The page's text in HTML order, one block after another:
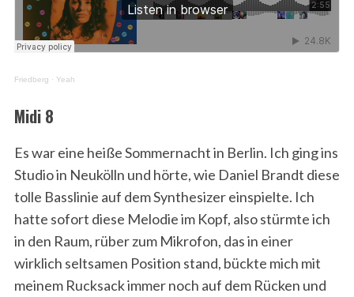
Friedberg · Yeah
Midi 8
Es war eine heiße Sommernacht in Berlin. Ich ging ins
Studio in Neukölln und hörte, wie Daniel Brandt diese
tolle Basslinie auf dem Synthesizer einspielte. Ich
hatte sofort diese Melodie im Kopf, also stürmte ich
in den Raum, rüber zum Mikrofon, das in einer
wirklich seltsamen Position stand, bückte mich mit
meinem Rucksack immer noch auf dem Rücken und